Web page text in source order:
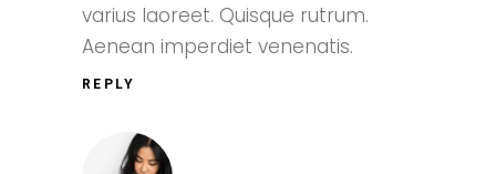
varius laoreet. Quisque rutrum.
Aenean imperdiet venenatis.
REPLY